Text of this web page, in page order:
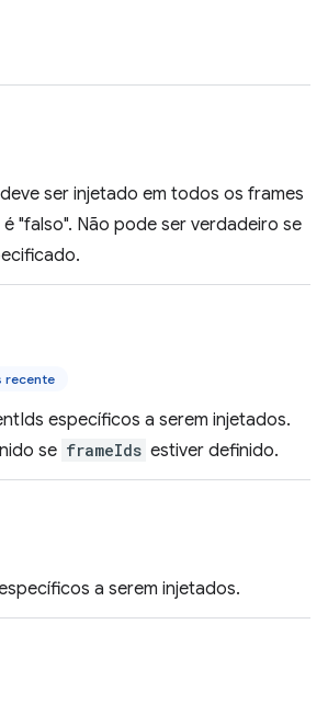
ser injetado em todos os frames
"falso". Não pode ser verdadeiro se
recente
específicos a serem injetados.
se frameIds estiver definido.
a serem injetados.